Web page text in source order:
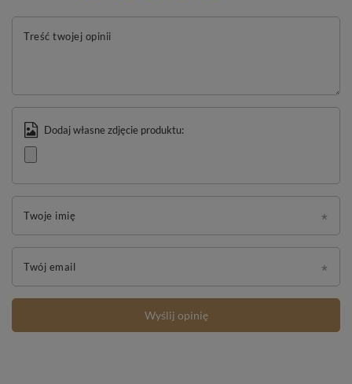
Treść twojej opinii
Dodaj własne zdjęcie produktu:
Twoje imię
Twój email
Wyślij opinię